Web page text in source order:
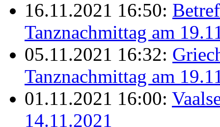
16.11.2021 16:50:
Tanznachmittag am
05.11.2021 16:32:
Tanznachmittag am
01.11.2021 16:00:
14.11.2021